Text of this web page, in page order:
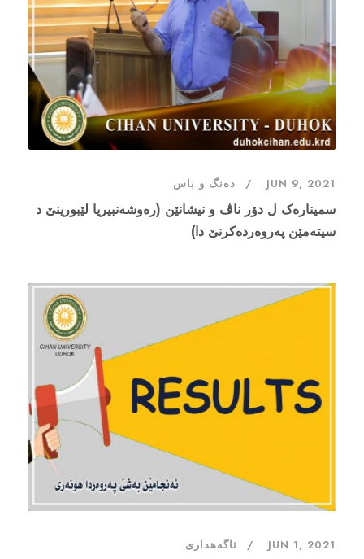
JUN 9, 2021 دەنگ و باس
سمینارەک ل دۆر ناڤ و نیشانێن (رەوشەنبیریا لێبورینێ د
سیتەمێن پەروەردەکرنێ دا)
JUN 1, 2021 ئاگەهداری